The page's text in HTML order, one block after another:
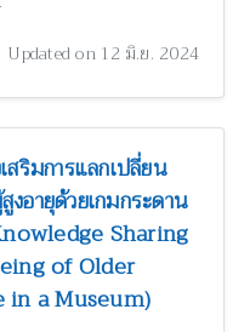
Updated on 12 มิ.ย. 2024
สริมการแลกเปลี่ยน
อายุด้วยเกมกระดาน
Sharing
of Older
in a Museum)